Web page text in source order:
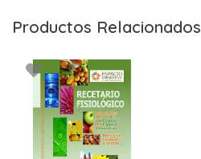
Productos Relacionados